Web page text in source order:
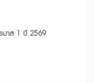
มาส 1 ปี 2569